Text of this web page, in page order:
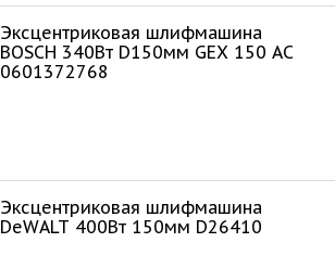
Эксцентриковая шлифмашина
BOSCH 340Bт D150мм GEX 150 AC
0601372768
Эксцентриковая шлифмашина
DeWALT 400Вт 150мм D26410